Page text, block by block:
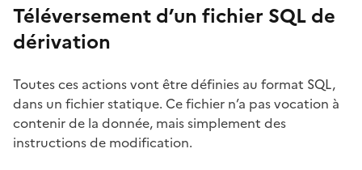
Téléversement d’un fichier SQL de
dérivation
Toutes ces actions vont être définies au format SQL,
dans un fichier statique. Ce fichier n’a pas vocation à
contenir de la donnée, mais simplement des
instructions de modification.